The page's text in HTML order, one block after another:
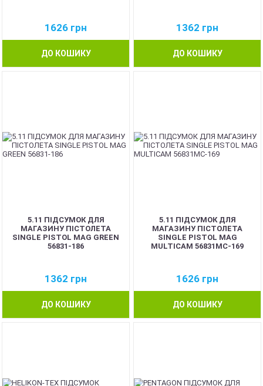
1626 грн
ДО КОШИКУ
1362 грн
ДО КОШИКУ
5.11 ПІДСУМОК ДЛЯ
МАГАЗИНУ ПІСТОЛЕТА
SINGLE PISTOL MAG GREEN
56831-186
1362 грн
ДО КОШИКУ
5.11 ПІДСУМОК ДЛЯ
МАГАЗИНУ ПІСТОЛЕТА
SINGLE PISTOL MAG
MULTICAM 56831MC-169
1626 грн
ДО КОШИКУ